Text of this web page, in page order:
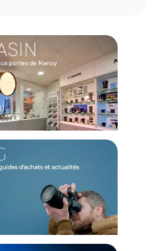
2026 inclus.
Canon EF-EOS R 0.71x :
Décembre 2030 à partir de 49 euros
Chronopost 24H vers un point
uniquement, valable uniquement
estimés, hors remises au panier, basé
seront effectivement calculés dans le